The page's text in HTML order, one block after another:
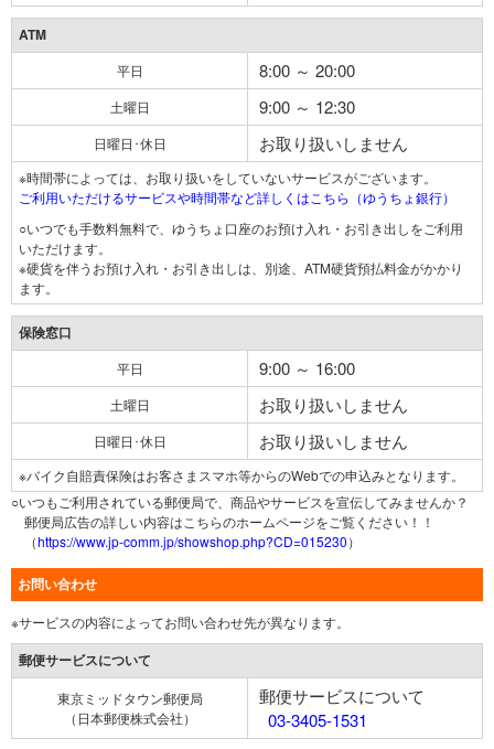
ATM
平日 8:00 ～ 20:00
土曜日 9:00 ～ 12:30
日曜日･休日 お取り扱いしません
※時間帯によっては、お取り扱いをしていないサービスがございます。
ご利用いただけるサービスや時間帯など詳しくはこちら（ゆうちょ銀行）
○いつでも手数料無料で、ゆうちょ口座のお預け入れ・お引き出しをご利用
いただけます。
※硬貨を伴うお預け入れ・お引き出しは、別途、ATM硬貨預払料金がかかり
ます。
保険窓口
平日 9:00 ～ 16:00
土曜日 お取り扱いしません
日曜日･休日 お取り扱いしません
※バイク自賠責保険はお客さまスマホ等からのWebでの申込みとなります。
○いつもご利用されている郵便局で、商品やサービスを宣伝してみませんか？
郵便局広告の詳しい内容はこちらのホームページをご覧ください！！
（https://www.jp-comm.jp/showshop.php?CD=015230）
お問い合わせ
※サービスの内容によってお問い合わせ先が異なります。
郵便サービスについて
東京ミッドタウン郵便局
（日本郵便株式会社）
郵便サービスについて
03-3405-1531